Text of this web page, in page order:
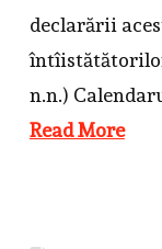
declarării
n.n.)
Read More